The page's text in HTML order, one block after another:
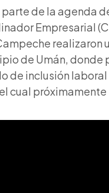
de la agenda
Empresarial
realizaron
de Umán, donde
de inclusión laboral
cual